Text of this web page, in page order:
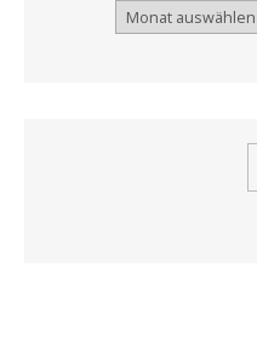
Archiv